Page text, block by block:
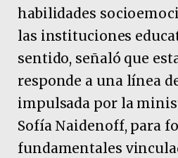
habilidades
las instituciones
sentido, señaló que
responde a una línea
impulsada por la
Sofía Naidenoff, para
fundamentales